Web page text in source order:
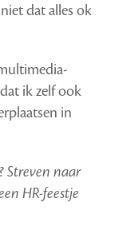
dat alles ok
ik zelf ook
in
Streven naar
HR-feestje